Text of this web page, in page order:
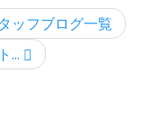
ッフブログ一覧
...